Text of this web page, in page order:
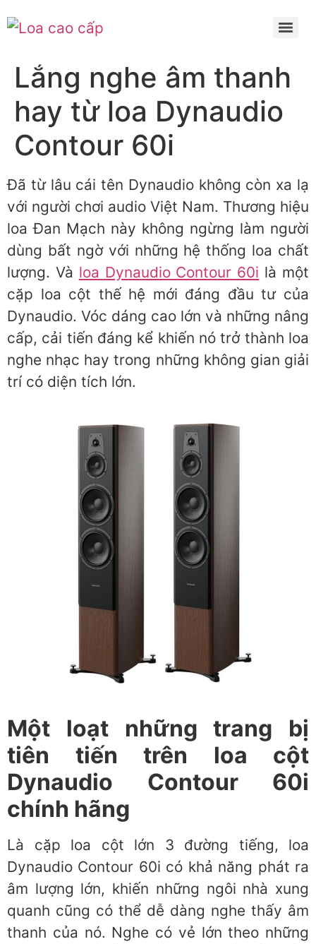
Lắng nghe âm thanh
hay từ loa Dynaudio
Contour 60i
Đã từ lâu cái tên Dynaudio không còn xa lạ
với người chơi audio Việt Nam. Thương hiệu
loa Đan Mạch này không ngừng làm người
dùng bất ngờ với những hệ thống loa chất
lượng. Và loa Dynaudio Contour 60i là một
cặp loa cột thế hệ mới đáng đầu tư của
Dynaudio. Vóc dáng cao lớn và những nâng
cấp, cải tiến đáng kể khiến nó trở thành loa
nghe nhạc hay trong những không gian giải
trí có diện tích lớn.
Một loạt những trang bị
tiên tiến trên loa cột
Dynaudio Contour 60i
chính hãng
Là cặp loa cột lớn 3 đường tiếng, loa
Dynaudio Contour 60i có khả năng phát ra
âm lượng lớn, khiến những ngôi nhà xung
quanh cũng có thể dễ dàng nghe thấy âm
thanh của nó. Nghe có vẻ lớn theo những